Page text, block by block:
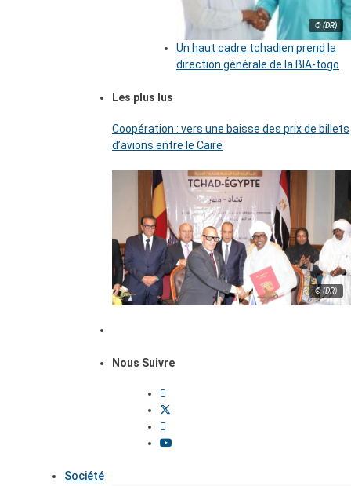
© (DR)
Un haut cadre tchadien prend la
direction générale de la BIA-togo
Les plus lus
Coopération : vers une baisse des prix de billets
d’avions entre le Caire
© (DR)
Nous Suivre
Société